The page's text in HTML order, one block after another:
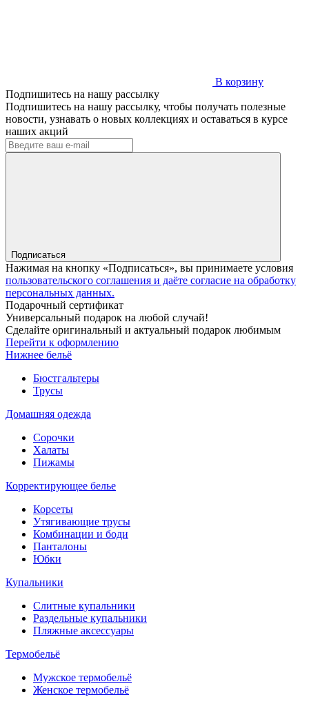
В корзину
Подпишитесь на нашу рассылку
Подпишитесь на нашу рассылку, чтобы получать полезные
новости, узнавать о новых коллекциях и оставаться в курсе
наших акций
Подписаться
Нажимая на кнопку «Подписаться», вы принимаете условия
пользовательского соглашения и даёте согласие на обработку
персональных данных.
Подарочный сертификат
Универсальный подарок на любой случай!
Сделайте оригинальный и актуальный подарок любимым
Перейти к оформлению
Нижнее бельё
Бюстгальтеры
Трусы
Домашняя одежда
Сорочки
Халаты
Пижамы
Корректирующее белье
Корсеты
Утягивающие трусы
Комбинации и боди
Панталоны
Юбки
Купальники
Слитные купальники
Раздельные купальники
Пляжные аксессуары
Термобельё
Мужское термобельё
Женское термобельё